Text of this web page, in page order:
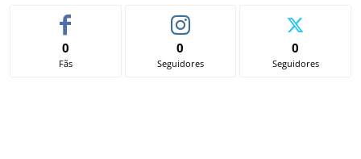
0
Fãs
0
Seguidores
0
Seguidores